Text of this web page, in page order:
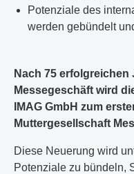
Potenziale des
werden gebündelt
Nach 75
Messegeschäft wird
IMAG GmbH zum
Muttergesellschaft
Diese Neuerung wird
Potenziale zu bündeln,